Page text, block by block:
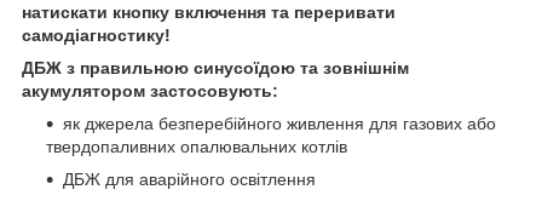
натискати кнопку включення та переривати
самодіагностику!
ДБЖ з правильною синусоїдою та зовнішнім
акумулятором застосовують:
як джерела безперебійного живлення для газових або
твердопаливних опалювальних котлів
ДБЖ для аварійного освітлення